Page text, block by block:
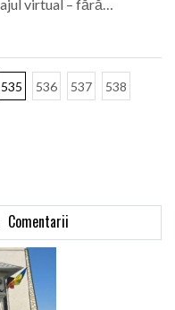
virtual – fără…
535 536 537
538
Comentarii